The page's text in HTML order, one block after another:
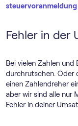
steuer­voranmeldung
Fehler in der
Bei vielen Zahlen
durchrutschen. Oder
einen Zahlendreher
aber wir sind alle nur
Fehler in deiner